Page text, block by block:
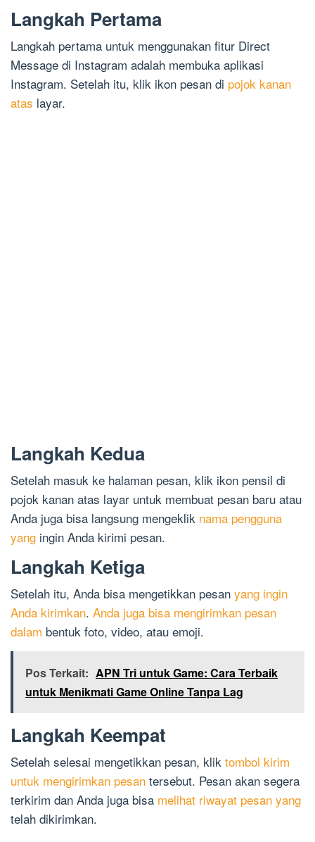
Langkah Pertama
Langkah pertama untuk menggunakan fitur Direct
Message di Instagram adalah membuka aplikasi
Instagram. Setelah itu, klik ikon pesan di pojok kanan
atas layar.
Langkah Kedua
Setelah masuk ke halaman pesan, klik ikon pensil di
pojok kanan atas layar untuk membuat pesan baru atau
Anda juga bisa langsung mengeklik nama pengguna
yang ingin Anda kirimi pesan.
Langkah Ketiga
Setelah itu, Anda bisa mengetikkan pesan yang ingin
Anda kirimkan. Anda juga bisa mengirimkan pesan
dalam bentuk foto, video, atau emoji.
Pos Terkait: APN Tri untuk Game: Cara Terbaik
untuk Menikmati Game Online Tanpa Lag
Langkah Keempat
Setelah selesai mengetikkan pesan, klik tombol kirim
untuk mengirimkan pesan tersebut. Pesan akan segera
terkirim dan Anda juga bisa melihat riwayat pesan yang
telah dikirimkan.